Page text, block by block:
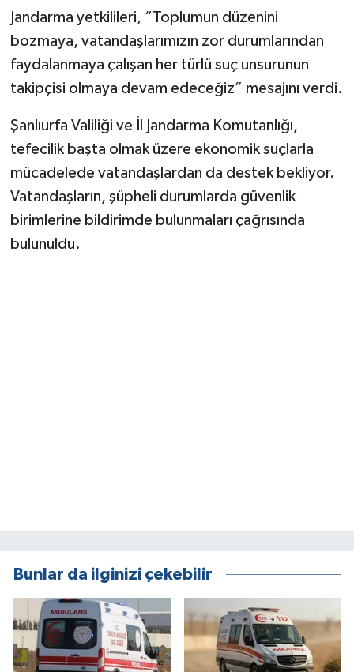
Jandarma yetkilileri, “Toplumun düzenini
bozmaya, vatandaşlarımızın zor durumlarından
faydalanmaya çalışan her türlü suç unsurunun
takipçisi olmaya devam edeceğiz” mesajını verdi.
Şanlıurfa Valiliği ve İl Jandarma Komutanlığı,
tefecilik başta olmak üzere ekonomik suçlarla
mücadelede vatandaşlardan da destek bekliyor.
Vatandaşların, şüpheli durumlarda güvenlik
birimlerine bildirimde bulunmaları çağrısında
bulunuldu.
Bunlar da ilginizi çekebilir